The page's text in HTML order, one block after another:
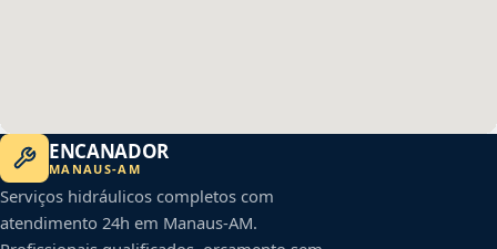
ENCANADOR
MANAUS-AM
Serviços hidráulicos completos com
atendimento 24h em Manaus-AM.